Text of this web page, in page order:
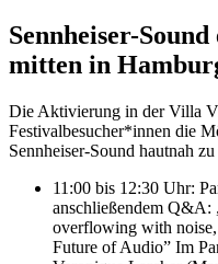
Sennheiser-
mitten in
​Die Aktivierung in der Villa
Festivalbesucher*innen die
Sennheiser-Sound hautnah
11:00 bis 12:30 Uhr:
anschließendem Q&A:
overflowing with
Future of Audio” Im